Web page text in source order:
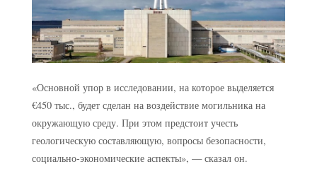
«Основной упор в исследовании, на которое выделяется
€450 тыс., будет сделан на воздействие могильника на
окружающую среду. При этом предстоит учесть
геологическую составляющую, вопросы безопасности,
социально-экономические аспекты», — сказал он.